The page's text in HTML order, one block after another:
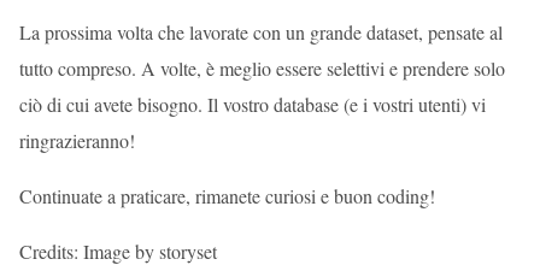
La prossima volta che lavorate con un grande dataset, pensate al
tutto compreso. A volte, è meglio essere selettivi e prendere solo
ciò di cui avete bisogno. Il vostro database (e i vostri utenti) vi
ringrazieranno!
Continuate a praticare, rimanete curiosi e buon coding!
Credits: Image by storyset